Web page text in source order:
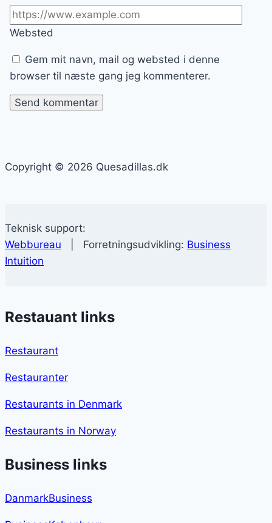
Websted
Gem mit navn, mail og websted i denne
browser til næste gang jeg kommenterer.
Copyright © 2026 Quesadillas.dk
Teknisk support:
Webbureau | Forretningsudvikling: Business
Intuition
Restauant links
Restaurant
Restauranter
Restaurants in Denmark
Restaurants in Norway
Business links
DanmarkBusiness